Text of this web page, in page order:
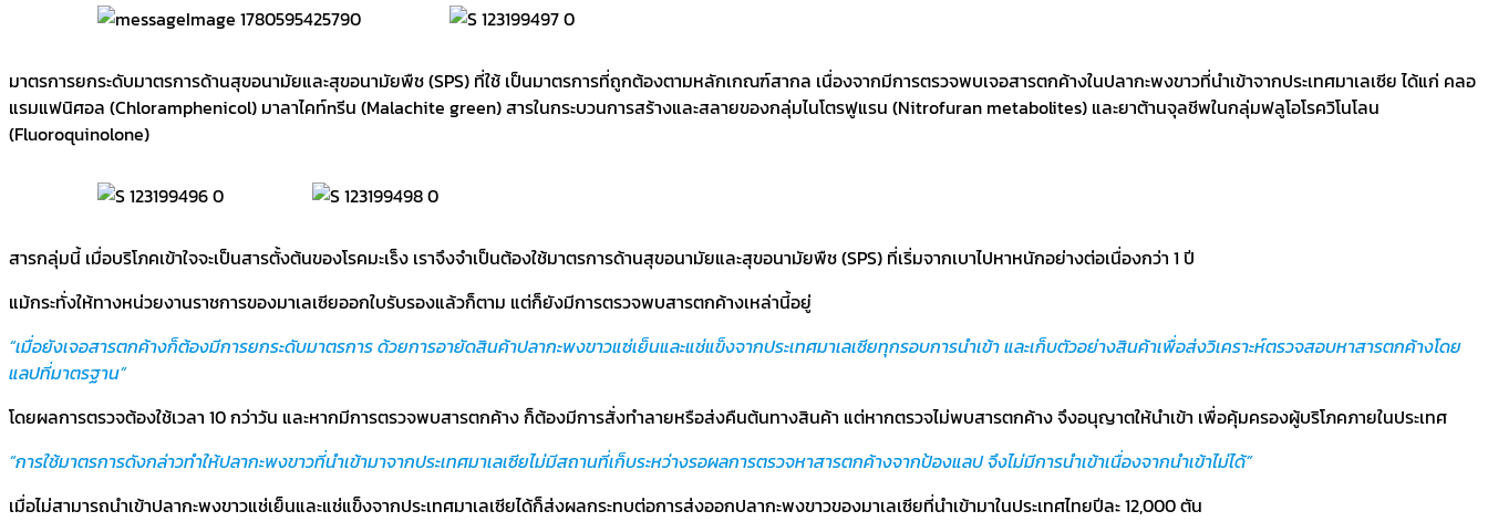
มาตรการยกระดับมาตรการด้านสุขอนามัยและสุขอนามัยพืช (SPS) ที่ใช้ เป็นมาตรการที่ถูกต้องตามหลักเกณฑ์สากล เนื่องจากมีการตรวจพบเจอสารตกค้างในปลากะพงขาวที่นำเข้าจากประเทศมาเลเซีย ได้แก่ คลอ
แรมแฟนิศอล (Chloramphenicol) มาลาไคท์nรีน (Malachite green) สารในกระบวนการสร้างและสลายของกลุ่มไนโตรฟูแรน (Nitrofuran metabolites) และยาต้านจุลชีพในกลุ่มฟลูโอโรควิโนโลน
(Fluoroquinolone)
สารกลุ่มนี้ เมื่อบริโภคเข้าใจจะเป็นสารตั้งต้นของโรคมะเร็ง เราจึงจำเป็นต้องใช้มาตรการด้านสุขอนามัยและสุขอนามัยพืช (SPS) ที่เริ่มจากเบาไปหาหนักอย่างต่อเนื่องกว่า 1 ปี
แม้กระทั่งให้ทางหน่วยงานราชการของมาเลเซียออกใบรับรองแล้วก็ตาม แต่ก็ยังมีการตรวจพบสารตกค้างเหล่านี้อยู่
“เมื่อยังเจอสารตกค้างก็ต้องมีการยกระดับมาตรการ ด้วยการอายัดสินค้าปลากะพงขาวแซ่เย็นและแช่แข็งจากประเทศมาเลเซียทุกรอบการนำเข้า และเก็บตัวอย่างสินค้าเพื่อส่งวิเคราะห์ตรวจสอบหาสารตกค้างโดย
แลปที่มาตรฐาน”
โดยผลการตรวจต้องใช้เวลา 10 กว่าวัน และหากมีการตรวจพบสารตกค้าง ก็ต้องมีการสั่งทำลายหรือส่งคืนต้นทางสินค้า แต่หากตรวจไม่พบสารตกค้าง จึงอนุญาตให้นำเข้า เพื่อคุ้มครองผู้บริโภคภายในประเทศ
“การใช้มาตรการดังกล่าวทำให้ปลากะพงขาวที่นำเข้ามาจากประเทศมาเลเซียไม่มีสถานที่เก็บระหว่างรอผลการตรวจหาสารตกค้างจากป้องแลป จึงไม่มีการนำเข้าเนื่องจากนำเข้าไม่ได้”
เมื่อไม่สามารถนำเข้าปลากะพงขาวแช่เย็นและแช่แข็งจากประเทศมาเลเซียได้ก็ส่งผลกระทบต่อการส่งออกปลากะพงขาวของมาเลเซียที่นำเข้ามาในประเทศไทยปีละ 12,000 ตัน